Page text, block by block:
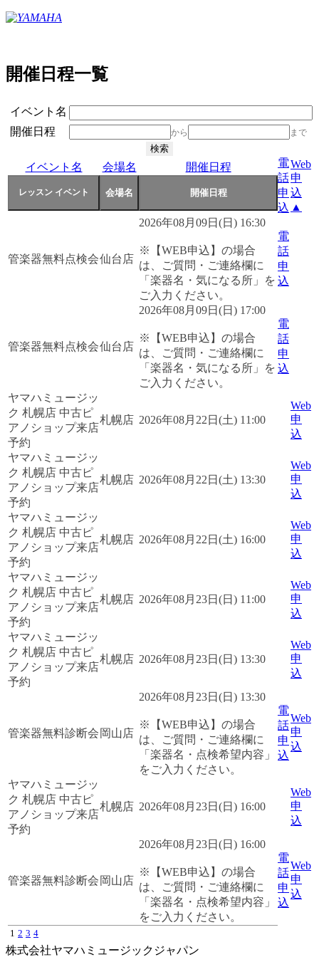
開催日程一覧
イベント名
開催日程
から まで
イベント名 会場名 開催日程
電
話
申
込
Web
申
込
▲
管楽器無料点検会仙台店
2026年08月09日(日) 16:30
※【WEB申込】の場合
は、ご質問・ご連絡欄に
「楽器名・気になる所」を
ご入力ください。
電
話
申
込
管楽器無料点検会仙台店
2026年08月09日(日) 17:00
※【WEB申込】の場合
は、ご質問・ご連絡欄に
「楽器名・気になる所」を
ご入力ください。
電
話
申
込
ヤマハミュージッ
ク 札幌店 中古ピ
アノショップ来店
予約
札幌店 2026年08月22日(土) 11:00
Web
申
込
ヤマハミュージッ
ク 札幌店 中古ピ
アノショップ来店
予約
札幌店 2026年08月22日(土) 13:30
Web
申
込
ヤマハミュージッ
ク 札幌店 中古ピ
アノショップ来店
予約
札幌店 2026年08月22日(土) 16:00
Web
申
込
ヤマハミュージッ
ク 札幌店 中古ピ
アノショップ来店
予約
札幌店 2026年08月23日(日) 11:00
Web
申
込
ヤマハミュージッ
ク 札幌店 中古ピ
アノショップ来店
予約
札幌店 2026年08月23日(日) 13:30
Web
申
込
管楽器無料診断会 岡山店
2026年08月23日(日) 13:30
※【WEB申込】の場合
は、ご質問・ご連絡欄に
「楽器名・点検希望内容」
をご入力ください。
電
話
申
込
Web
申
込
ヤマハミュージッ
ク 札幌店 中古ピ
アノショップ来店
予約
札幌店 2026年08月23日(日) 16:00
Web
申
込
管楽器無料診断会 岡山店
2026年08月23日(日) 16:00
※【WEB申込】の場合
は、ご質問・ご連絡欄に
「楽器名・点検希望内容」
をご入力ください。
電
話
申
込
Web
申
込
1 2 3 4
株式会社ヤマハミュージックジャパン